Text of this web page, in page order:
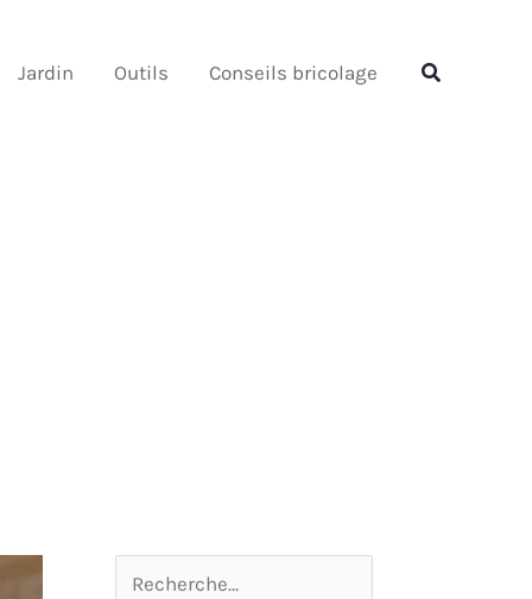
Jardin Outils Conseils bricolage Rechercher